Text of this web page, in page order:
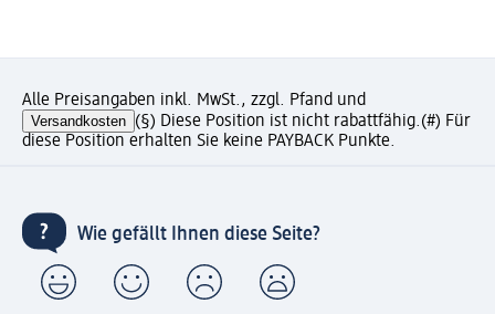
Alle Preisangaben inkl. MwSt., zzgl. Pfand und
Versandkosten (§) Diese Position ist nicht rabattfähig.(#) Für
diese Position erhalten Sie keine PAYBACK Punkte.
Wie gefällt Ihnen diese Seite?